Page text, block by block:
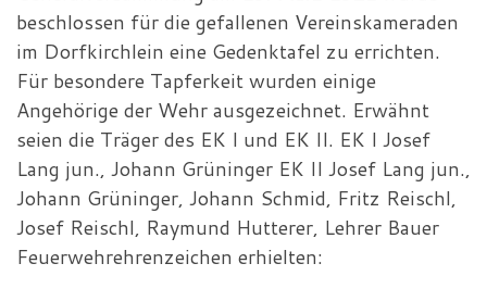
beschlossen für die gefallenen Vereinskameraden
im Dorfkirchlein eine Gedenktafel zu errichten.
Für besondere Tapferkeit wurden einige
Angehörige der Wehr ausgezeichnet. Erwähnt
seien die Träger des EK I und EK II. EK I Josef
Lang jun., Johann Grüninger EK II Josef Lang jun.,
Johann Grüninger, Johann Schmid, Fritz Reischl,
Josef Reischl, Raymund Hutterer, Lehrer Bauer
Feuerwehrehrenzeichen erhielten: